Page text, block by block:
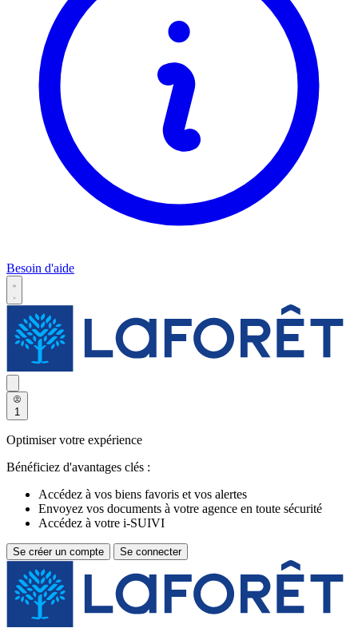
Besoin d'aide
1
Optimiser votre expérience
Bénéficiez d'avantages clés :
Accédez à vos biens favoris et vos alertes
Envoyez vos documents à votre agence en toute sécurité
Accédez à votre i-SUIVI
Se créer un compte Se connecter